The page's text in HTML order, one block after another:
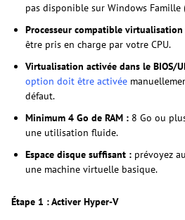
pas disponible sur Windows Famille
Processeur compatible
être pris en charge par votre CPU.
Virtualisation activée dans le BIOS/
option doit être activée
défaut.
Minimum 4 Go de RAM : 8 Go ou
une utilisation fluide.
Espace disque suffisant : prévoyez
une machine virtuelle basique.
Étape 1 : Activer Hyper-V